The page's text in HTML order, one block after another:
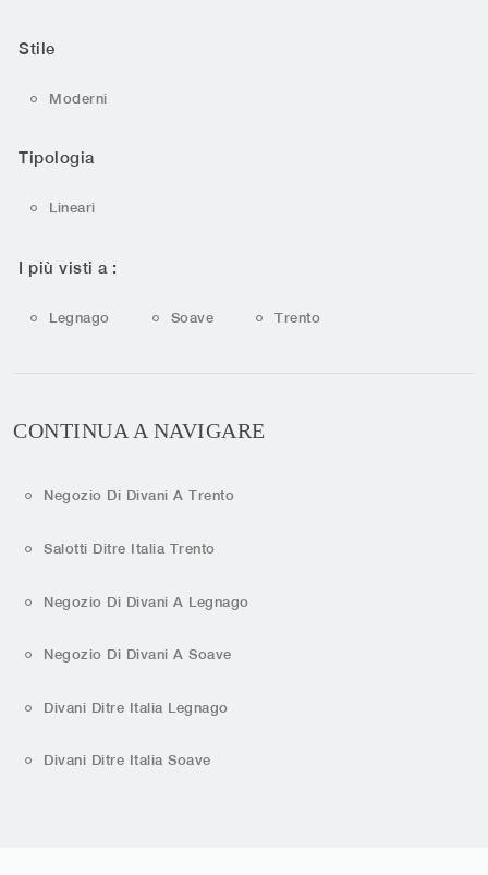
Stile
Moderni
Tipologia
Lineari
I più visti a :
Legnago Soave Trento
CONTINUA A NAVIGARE
Negozio Di Divani A Trento
Salotti Ditre Italia Trento
Negozio Di Divani A Legnago
Negozio Di Divani A Soave
Divani Ditre Italia Legnago
Divani Ditre Italia Soave